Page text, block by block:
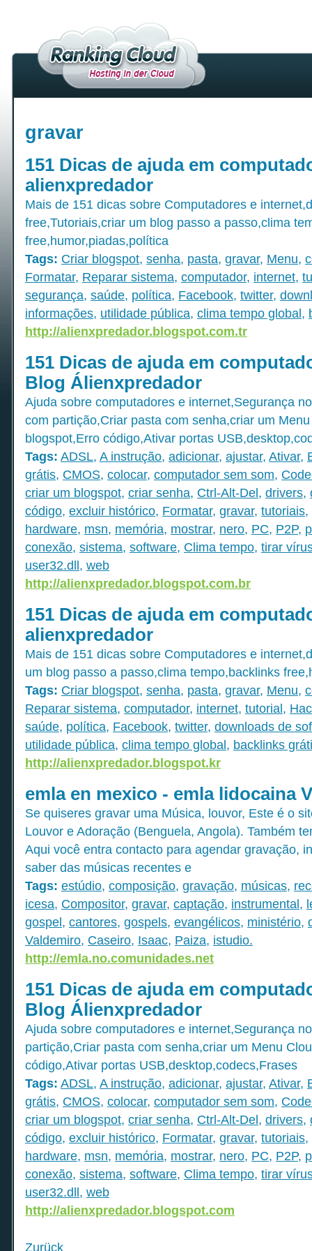
gravar
151 Dicas de ajuda em
alienxpredador
Mais de 151 dicas sobre Computadores e
free,Tutoriais,criar um blog passo a passo,clima
free,humor,piadas,política
Tags: Criar blogspot, senha, pasta, gravar, Menu,
Formatar, Reparar sistema, computador, internet,
segurança, saúde, política, Facebook, twitter,
informações, utilidade pública, clima tempo global,
http://alienxpredador.blogspot.com.tr
151 Dicas de ajuda em
Blog Álienxpredador
Ajuda sobre computadores e internet,Segurança
com partição,Criar pasta com senha,criar um
blogspot,Erro código,Ativar portas
Tags: ADSL, A instrução, adicionar, ajustar, Ativar,
grátis, CMOS, colocar, computador sem som,
criar um blogspot, criar senha, Ctrl-Alt-Del, drivers,
código, excluir histórico, Formatar, gravar, tutoriais,
hardware, msn, memória, mostrar, nero, PC, P2P,
conexão, sistema, software, Clima tempo, tirar
user32.dll, web
http://alienxpredador.blogspot.com.br
151 Dicas de ajuda em
alienxpredador
Mais de 151 dicas sobre Computadores e
um blog passo a passo,clima tempo,backlinks
Tags: Criar blogspot, senha, pasta, gravar, Menu,
Reparar sistema, computador, internet, tutorial,
saúde, política, Facebook, twitter, downloads de
utilidade pública, clima tempo global, backlinks
http://alienxpredador.blogspot.kr
emla en mexico - emla lidocaina
Se quiseres gravar uma Música, louvor, Este é o
Louvor e Adoração (Benguela, Angola). Também
Aqui você entra contacto para agendar gravação,
saber das músicas recentes e
Tags: estúdio, composição, gravação, músicas,
icesa, Compositor, gravar, captação, instrumental,
gospel, cantores, gospels, evangélicos, ministério,
Valdemiro, Caseiro, Isaac, Paiza, istudio.
http://emla.no.comunidades.net
151 Dicas de ajuda em
Blog Álienxpredador
Ajuda sobre computadores e internet,Segurança
partição,Criar pasta com senha,criar um Menu
código,Ativar portas USB,desktop,codecs,Frases
Tags: ADSL, A instrução, adicionar, ajustar, Ativar,
grátis, CMOS, colocar, computador sem som,
criar um blogspot, criar senha, Ctrl-Alt-Del, drivers,
código, excluir histórico, Formatar, gravar, tutoriais,
hardware, msn, memória, mostrar, nero, PC, P2P,
conexão, sistema, software, Clima tempo, tirar
user32.dll, web
http://alienxpredador.blogspot.com
Zurück